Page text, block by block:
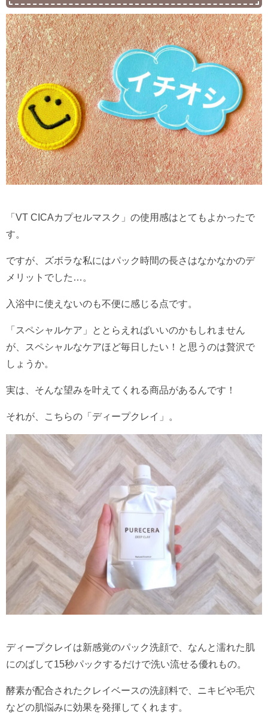
「VT CICAカプセルマスク」の使用感はとてもよかったで
す。
ですが、ズボラな私にはパック時間の長さはなかなかのデ
メリットでした…。
入浴中に使えないのも不便に感じる点です。
「スペシャルケア」ととらえればいいのかもしれません
が、スペシャルなケアほど毎日したい！と思うのは贅沢で
しょうか。
実は、そんな望みを叶えてくれる商品があるんです！
それが、こちらの「ディープクレイ」。
ディープクレイは新感覚のパック洗顔で、なんと濡れた肌
にのばして15秒パックするだけで洗い流せる優れもの。
酵素が配合されたクレイベースの洗顔料で、ニキビや毛穴
などの肌悩みに効果を発揮してくれます。